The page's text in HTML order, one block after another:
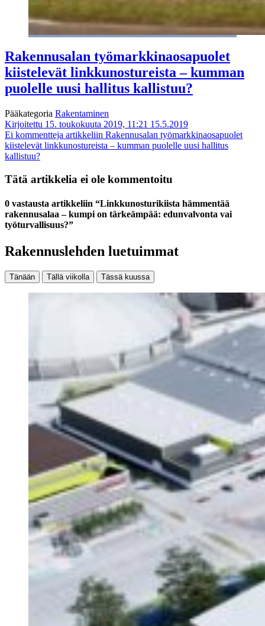
Rakennusalan työmarkkinaosapuolet
kiistelevät linkkunostureista – kumman
puolelle uusi hallitus kallistuu?
Pääkategoria Rakentaminen
Kirjoitettu 15. toukokuuta 2019, 11:21 15.5.2019
Ei kommentteja artikkeliin Rakennusalan työmarkkinaosapuolet
kiistelevät linkkunostureista – kumman puolelle uusi hallitus
kallistuu?
Tätä artikkelia ei ole kommentoitu
0 vastausta artikkeliin “Linkkunosturikiista hämmentää
rakennusalaa – kumpi on tärkeämpää: edunvalvonta vai
työturvallisuus?”
Rakennuslehden luetuimmat
Tänään Tällä viikolla Tässä kuussa